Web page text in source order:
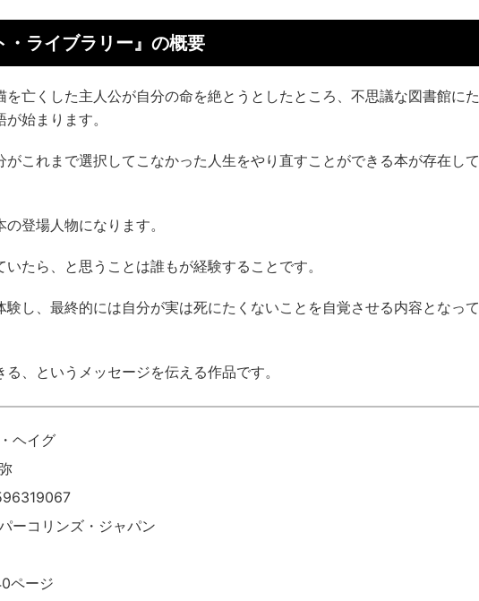
・ライブラリー』の概要
を亡くした主人公が自分の命を絶とうとしたところ、不思議な図書館にた
始まります。
がこれまで選択してこなかった人生をやり直すことができる本が存在して
登場人物になります。
たら、と思うことは誰もが経験することです。
験し、最終的には自分が実は死にたくないことを自覚させる内容となって
、というメッセージを伝える作品です。
ヘイグ
ーコリンズ・ジャパン
ページ